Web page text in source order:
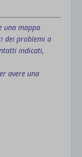
una mappa
dei problemi a
indicati,
avere una